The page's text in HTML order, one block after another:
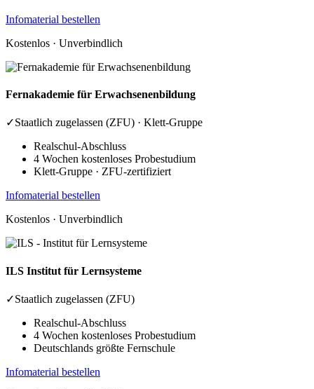
Infomaterial bestellen
Kostenlos · Unverbindlich
Fernakademie für Erwachsenenbildung
✓Staatlich zugelassen (ZFU) · Klett-Gruppe
Realschul-Abschluss
4 Wochen kostenloses Probestudium
Klett-Gruppe · ZFU-zertifiziert
Infomaterial bestellen
Kostenlos · Unverbindlich
ILS Institut für Lernsysteme
✓Staatlich zugelassen (ZFU)
Realschul-Abschluss
4 Wochen kostenloses Probestudium
Deutschlands größte Fernschule
Infomaterial bestellen